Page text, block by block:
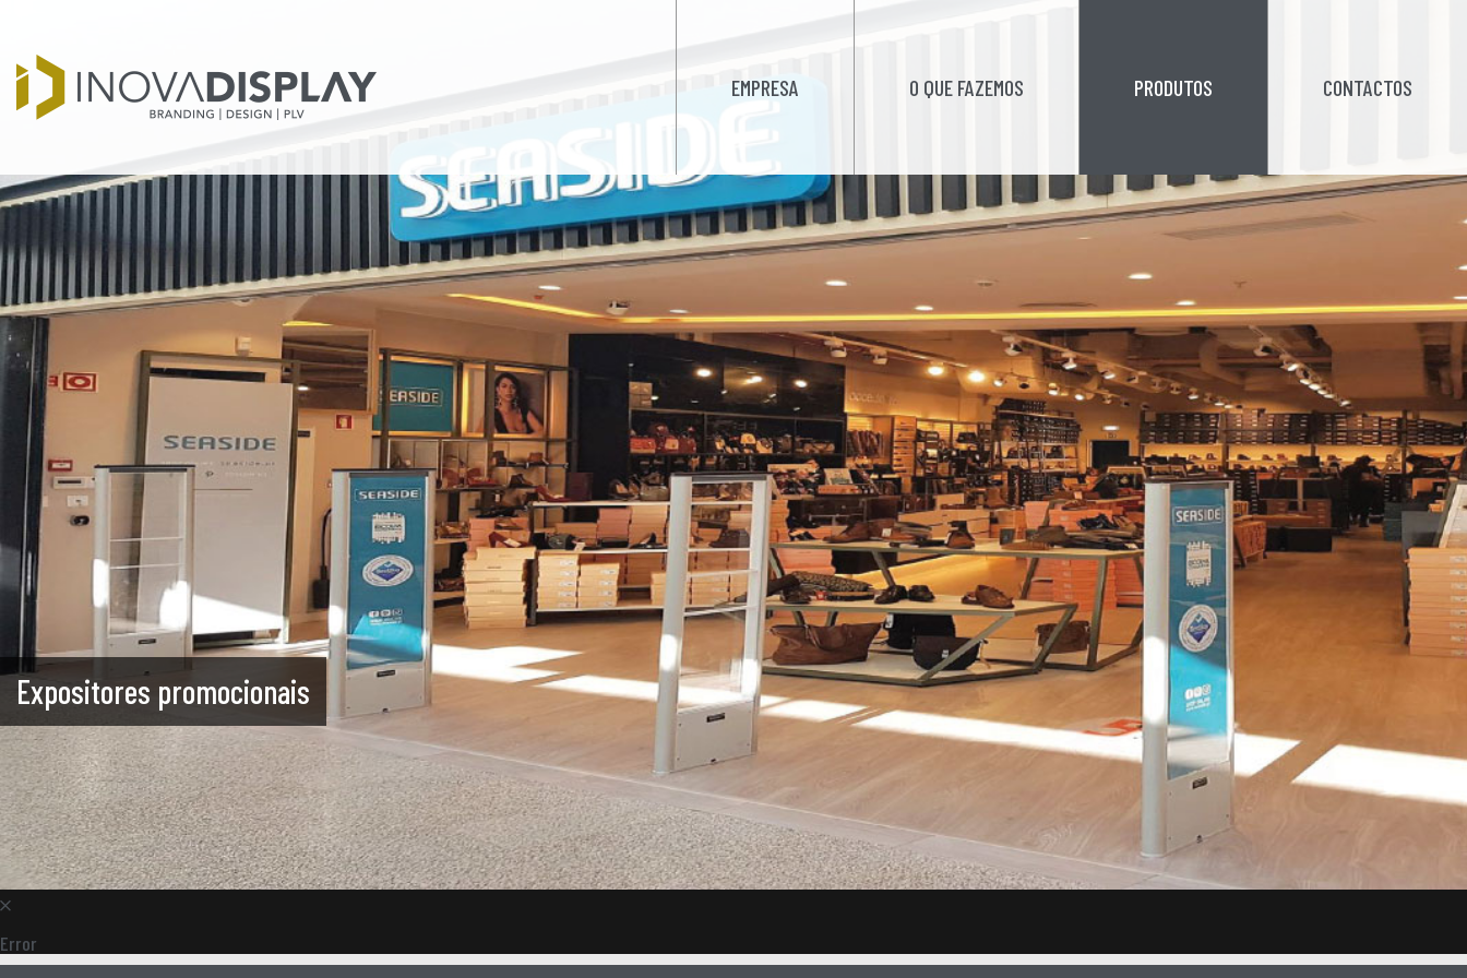
EMPRESA O QUE FAZEMOS PRODUTOS CONTACTOS
Expositores promocionais
Error